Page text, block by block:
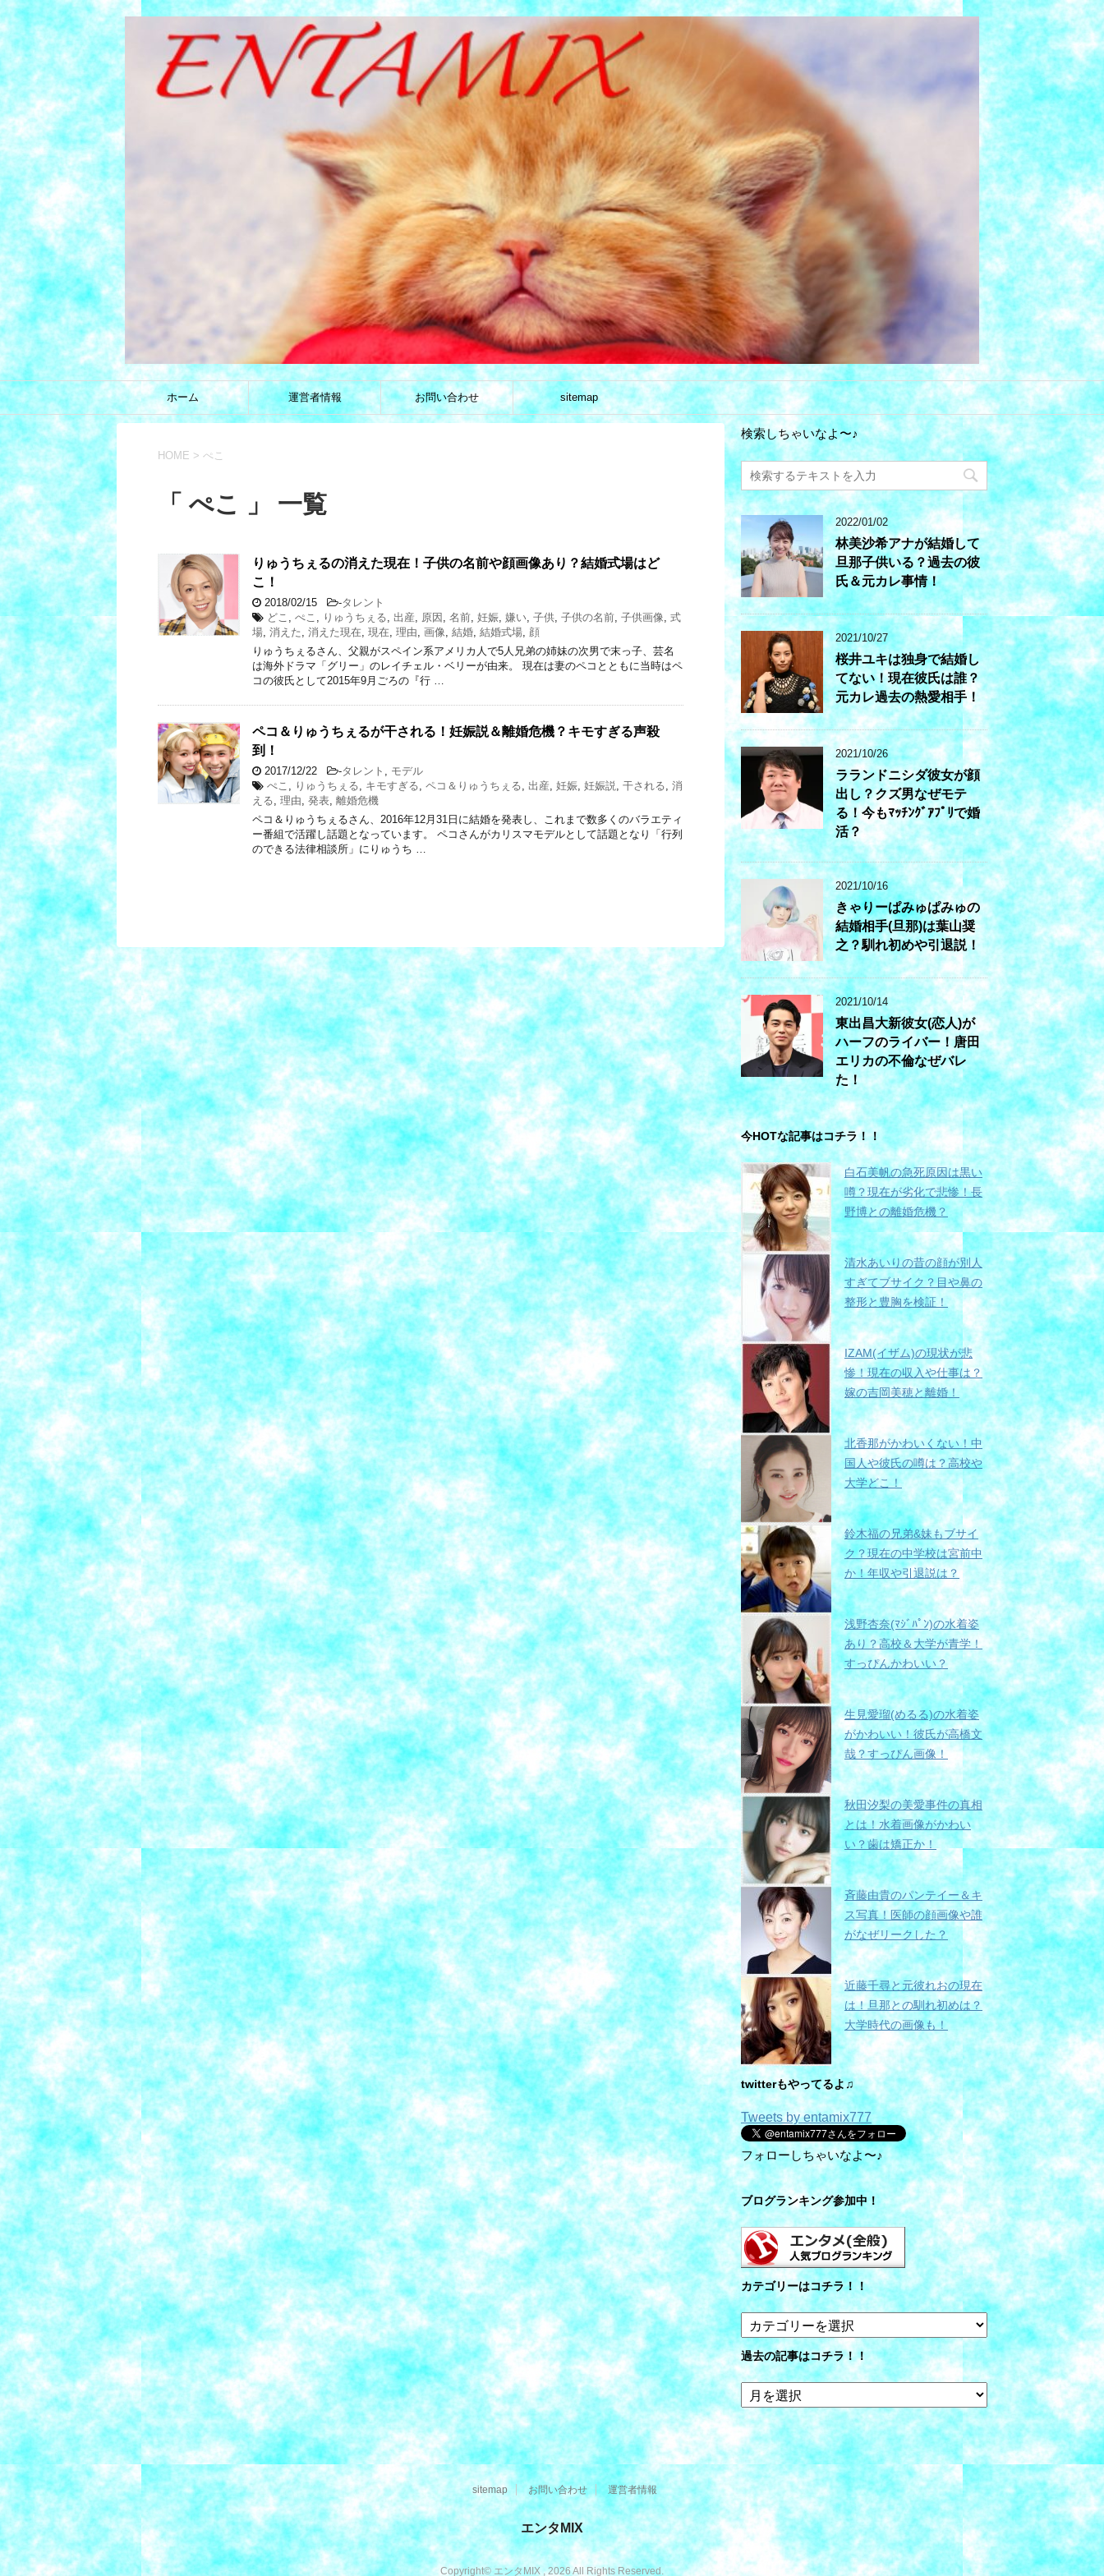
ホーム 運営者情報 お問い合わせ sitemap
HOME > ぺこ
「 ぺこ 」 一覧
りゅうちぇるの消えた現在！子供の名前や顔画像あり？結婚式場はど
こ！
2018/02/15 -タレント
どこ
ぺこ りゅうちぇる 出産 原因 名前 妊娠 嫌い 子供 子供の名前 子供画像 式
場 消えた 消えた現在 現在 理由 画像 結婚 結婚式場 顔
りゅうちぇるさん、父親がスペイン系アメリカ人で5人兄弟の姉妹の次男で末っ子、芸名
は海外ドラマ「グリー」のレイチェル・ベリーが由来。 現在は妻のペコとともに当時はペ
コの彼氏として2015年9月ごろの『行 …
ペコ＆りゅうちぇるが干される！妊娠説＆離婚危機？キモすぎる声殺
到！
2017/12/22 -タレント
モデル
ぺこ
りゅうちぇる キモすぎる ペコ＆りゅうちぇる 出産 妊娠 妊娠説 干される 消
える 理由 発表 離婚危機
ペコ＆りゅうちぇるさん、2016年12月31日に結婚を発表し、これまで数多くのバラエティ
ー番組で活躍し話題となっています。 ペコさんがカリスマモデルとして話題となり「行列
のできる法律相談所」にりゅうち …
検索しちゃいなよ〜♪
2022/01/02
林美沙希アナが結婚して
旦那子供いる？過去の彼
氏＆元カレ事情！
2021/10/27
桜井ユキは独身で結婚し
てない！現在彼氏は誰？
元カレ過去の熱愛相手！
2021/10/26
ラランドニシダ彼女が顔
出し？クズ男なぜモテ
る！今もﾏｯﾁﾝｸﾞｱﾌﾟﾘで婚
活？
2021/10/16
きゃりーぱみゅぱみゅの
結婚相手(旦那)は葉山奨
之？馴れ初めや引退説！
2021/10/14
東出昌大新彼女(恋人)が
ハーフのライバー！唐田
エリカの不倫なぜバレ
た！
今HOTな記事はコチラ！！
白石美帆の急死原因は黒い
噂？現在が劣化で悲惨！長
野博との離婚危機？
清水あいりの昔の顔が別人
すぎてブサイク？目や鼻の
整形と豊胸を検証！
IZAM(イザム)の現状が悲
惨！現在の収入や仕事は？
嫁の吉岡美穂と離婚！
北香那がかわいくない！中
国人や彼氏の噂は？高校や
大学どこ！
鈴木福の兄弟&妹もブサイ
ク？現在の中学校は宮前中
か！年収や引退説は？
浅野杏奈(ﾏｼﾞﾊﾟﾝ)の水着姿
あり？高校＆大学が青学！
すっぴんかわいい？
生見愛瑠(めるる)の水着姿
がかわいい！彼氏が高橋文
哉？すっぴん画像！
秋田汐梨の美愛事件の真相
とは！水着画像がかわい
い？歯は矯正か！
斉藤由貴のパンテイー＆キ
ス写真！医師の顔画像や誰
がなぜリークした？
近藤千尋と元彼れおの現在
は！旦那との馴れ初めは？
大学時代の画像も！
twitterもやってるよ♫
Tweets by entamix777
フォローしちゃいなよ〜♪
ブログランキング参加中！
カテゴリーはコチラ！！
テ
ゴ
リ
ー
は
コ
チ
ラ！！
過去の記事はコチラ！！
過
去
の
記
事
は
コ
チ
ラ！！
sitemap お問い合わせ 運営者情報
エンタMIX
Copyright© エンタMIX , 2026 All Rights Reserved.